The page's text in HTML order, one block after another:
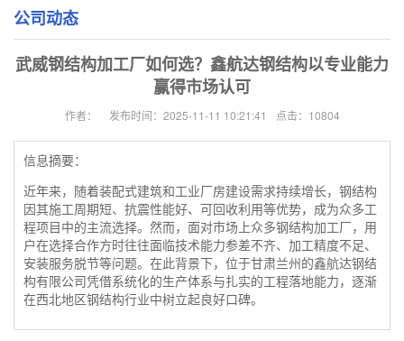
公司动态
武威钢结构加工厂如何选？鑫航达钢结构以专业能力
赢得市场认可
作者： 发布时间：2025-11-11 10:21:41 点击：10804
信息摘要：
近年来，随着装配式建筑和工业厂房建设需求持续增长，钢结构
因其施工周期短、抗震性能好、可回收利用等优势，成为众多工
程项目中的主流选择。然而，面对市场上众多钢结构加工厂，用
户在选择合作方时往往面临技术能力参差不齐、加工精度不足、
安装服务脱节等问题。在此背景下，位于甘肃兰州的鑫航达钢结
构有限公司凭借系统化的生产体系与扎实的工程落地能力，逐渐
在西北地区钢结构行业中树立起良好口碑。